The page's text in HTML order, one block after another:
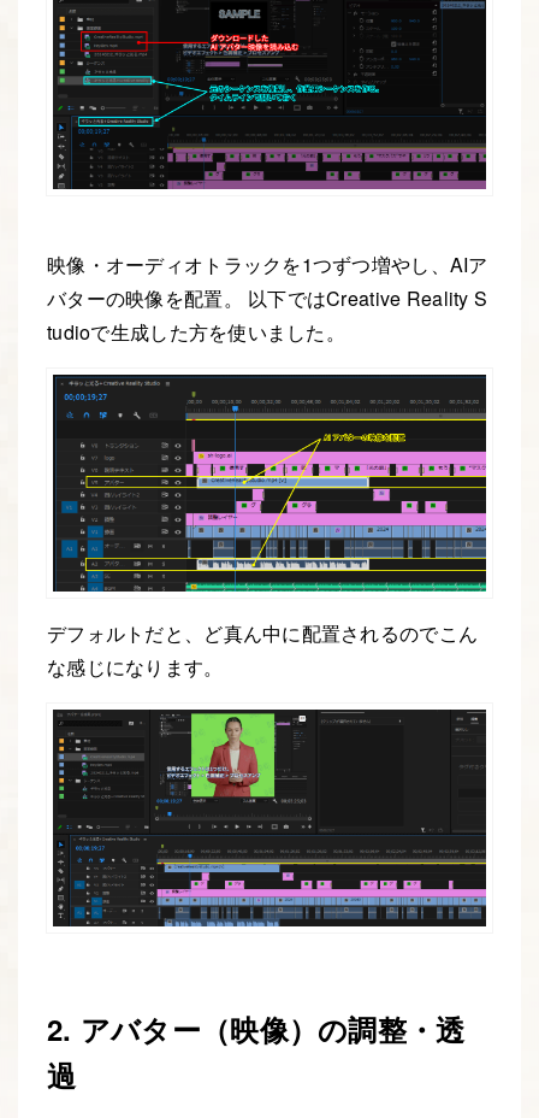
映像・オーディオトラックを1つずつ増やし、AIア
バターの映像を配置。 以下ではCreative Reality S
tudioで生成した方を使いました。
デフォルトだと、ど真ん中に配置されるのでこん
な感じになります。
2. アバター（映像）の調整・透
過